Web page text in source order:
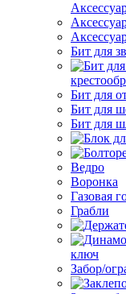
Бит для
Бит для
Бит для
Бит для
Ведро
Воронка
Газовая
Грабли
ключ
Забор/